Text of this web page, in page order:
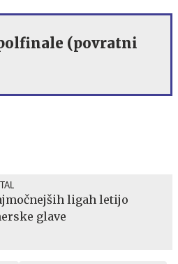
(povratni
ligah letijo
glave